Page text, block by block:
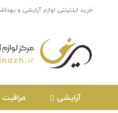
خرید اینترنتی لوازم آرایشی و
آرایشی